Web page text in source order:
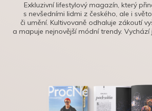
Exkluzivní lifestylový magazín, který
s nevšedními lidmi z českého, ale i
či umění. Kultivovaně odhaluje zákoutí
a mapuje nejnovější módní trendy. Vychází